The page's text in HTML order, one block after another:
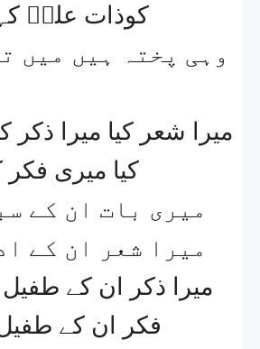
کوذات علیؑ
وہی پختہ ہیں میں
میرا شعر کیا میرا ذکر
کیا میری فکر
میری بات ان کے
میرا شعر ان کے
میرا ذکر ان کے
فکر ان کے